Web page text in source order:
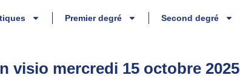
Premier degré Second degré
visio mercredi 15 octobre 2025